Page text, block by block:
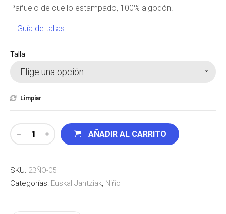
Pañuelo de cuello estampado, 100% algodón.
– Guía de tallas
Talla
Elige una opción
Limpiar
AÑADIR AL CARRITO
SKU: 23ÑO-05
Categorías: Euskal Jantziak, Niño